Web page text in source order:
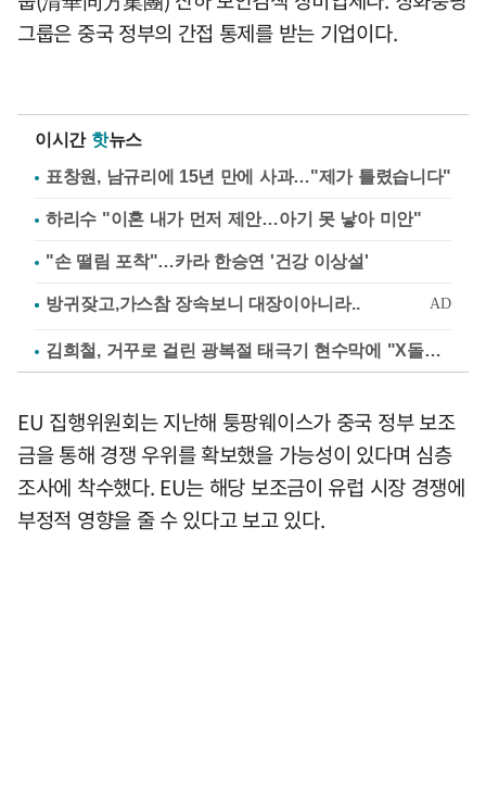
그룹은 중국 정부의 간접 통제를 받는 기업이다.
이시간 핫뉴스
표창원, 남규리에 15년 만에 사과…"제가 틀렸습니다"
하리수 "이혼 내가 먼저 제안…아기 못 낳아 미안"
"손 떨림 포착"…카라 한승연 '건강 이상설'
김희철, 거꾸로 걸린 광복절 태극기 현수막에 "X돌았네"
EU 집행위원회는 지난해 퉁팡웨이스가 중국 정부 보조
금을 통해 경쟁 우위를 확보했을 가능성이 있다며 심층
조사에 착수했다. EU는 해당 보조금이 유럽 시장 경쟁에
부정적 영향을 줄 수 있다고 보고 있다.